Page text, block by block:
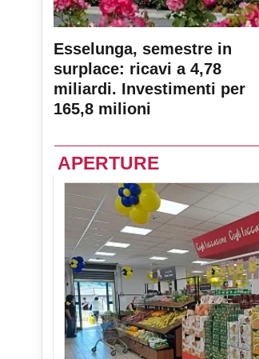
Esselunga, semestre in
surplace: ricavi a 4,78
miliardi. Investimenti per
165,8 milioni
APERTURE